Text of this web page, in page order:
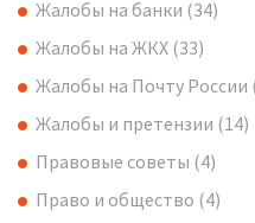
Жалобы на банки (34)
Жалобы на ЖКХ (33)
Жалобы на Почту России
Жалобы и претензии (14)
Правовые советы (4)
Право и общество (4)